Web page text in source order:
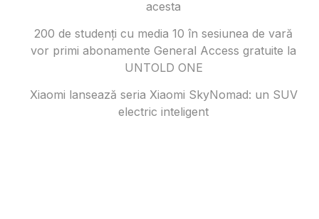
acesta
200 de studenți cu media 10 în sesiunea de vară
vor primi abonamente General Access gratuite la
UNTOLD ONE
Xiaomi lansează seria Xiaomi SkyNomad: un SUV
electric inteligent